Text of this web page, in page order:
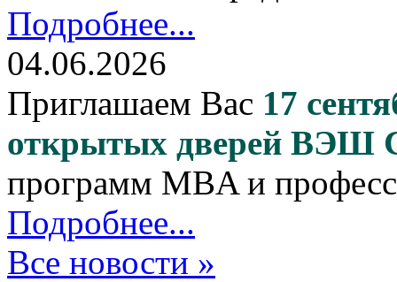
Подробнее...
04.06.2026
Приглашаем Вас 17
открытых дверей ВЭШ
программ MBA и
Подробнее...
Все новости »